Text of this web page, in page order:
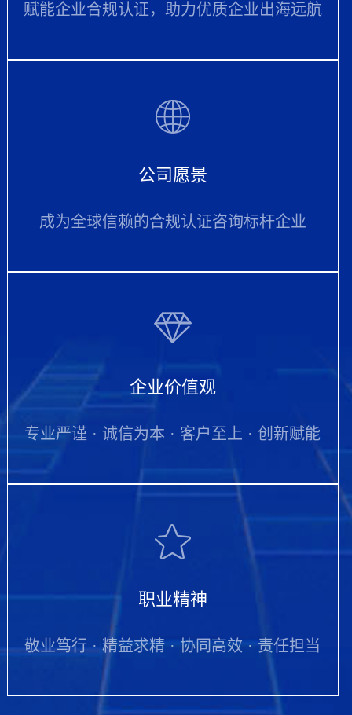
赋能企业合规认证，助力优质企业出海远航
公司愿景
成为全球信赖的合规认证咨询标杆企业
企业价值观
专业严谨 · 诚信为本 · 客户至上 · 创新赋能
职业精神
敬业笃行 · 精益求精 · 协同高效 · 责任担当